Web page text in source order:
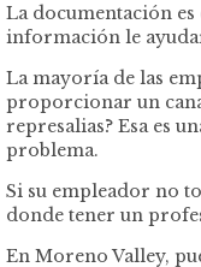
La documentación
información le
La mayoría de las
proporcionar un
represalias? Esa es
problema.
Si su empleador no
donde tener un
En Moreno Valley,